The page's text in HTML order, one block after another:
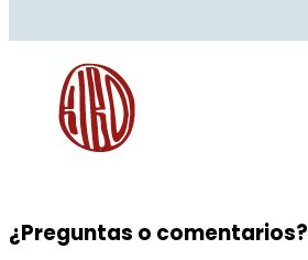
¿Preguntas o comentarios?